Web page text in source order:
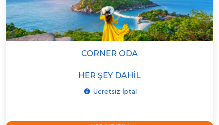
CORNER ODA
HER ŞEY DAHIL
Ücretsiz İptal